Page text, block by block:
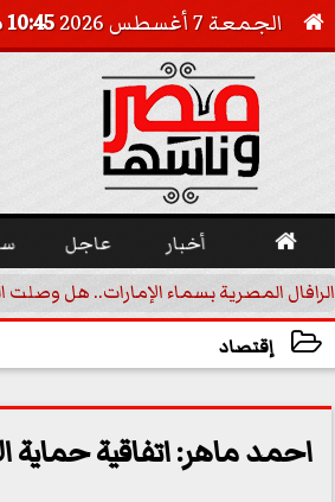
 الجمعة 7 أغسطس 2026 10:45 صـ
 أخبار عاجل
الرافال المصرية بسماء الإمارات.. هل
إقتصاد
احمد ماهر: اتفاقية حماية